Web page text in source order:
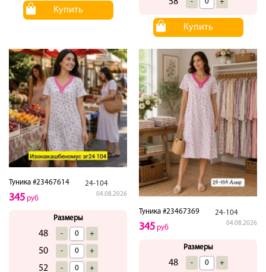
Купить
Купить
Туника #23467614 24-104
04.08.2026
345 руб
Размеры
48 - +
50 - +
52 - +
Туника #23467369 24-104
04.08.2026
345 руб
Размеры
48 - +